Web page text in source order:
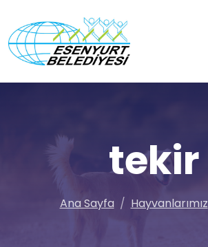
tekir
Ana Sayfa Hayvanlarımız